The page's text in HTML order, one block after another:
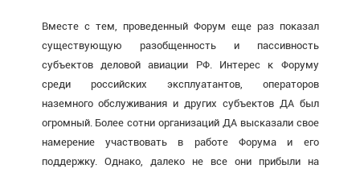
Вместе с тем, проведенный Форум еще раз показал
существующую разобщенность и пассивность
субъектов деловой авиации РФ. Интерес к Форуму
среди российских эксплуатантов, операторов
наземного обслуживания и других субъектов ДА был
огромный. Более сотни организаций ДА высказали свое
намерение участвовать в работе Форума и его
поддержку. Однако, далеко не все они прибыли на